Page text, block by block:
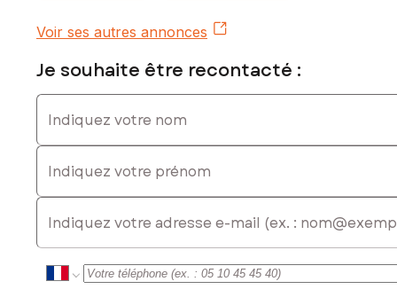
Prix de vente : 435 000 €
31 33 12 82, E-mail : fabienne.edo@safti.fr - EI - Agent
commercial immatriculé au RSAC de CARCASSONNE sous le
Voir ses autres annonces
Je souhaite être recontacté :
Indiquez votre nom
Indiquez votre prénom
E-mail